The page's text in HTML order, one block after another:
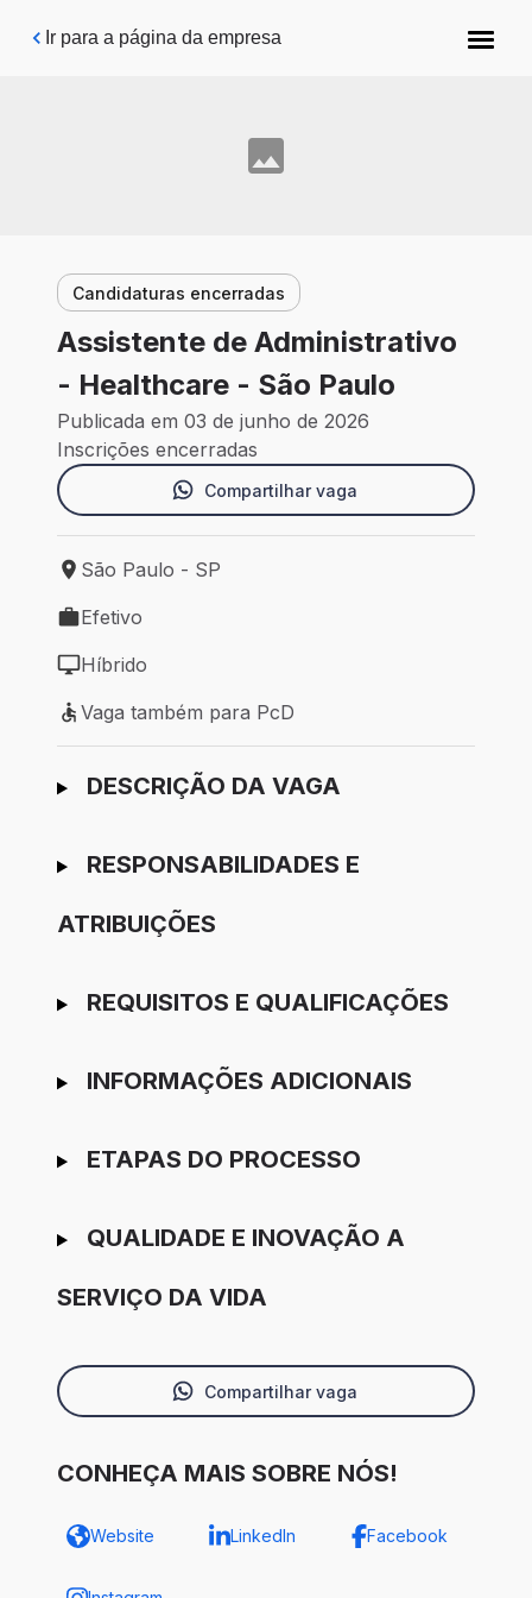
Pular para o conteúdo principal
Ir para a página da empresa
Candidaturas encerradas
Assistente de Administrativo
- Healthcare - São Paulo
Publicada em 03 de junho de 2026
Inscrições encerradas
Compartilhar vaga
Local de trabalho: São Paulo - SP
São Paulo - SP
Tipo de vaga: Efetivo
Efetivo
Modelo de trabalho: Híbrido
Híbrido
Vaga também para PcD
Vaga também para PcD
Ir para candidatura
DESCRIÇÃO DA VAGA
RESPONSABILIDADES E
ATRIBUIÇÕES
REQUISITOS E QUALIFICAÇÕES
INFORMAÇÕES ADICIONAIS
ETAPAS DO PROCESSO
QUALIDADE E INOVAÇÃO A
SERVIÇO DA VIDA
Compartilhar vaga
CONHEÇA MAIS SOBRE NÓS!
Website LinkedIn Facebook